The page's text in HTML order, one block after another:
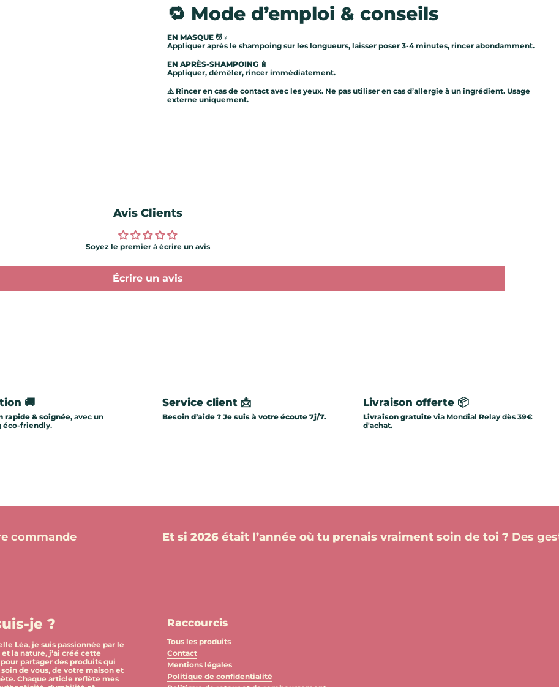
🔁 Mode d’emploi & conseils
EN MASQUE 💆♀️
Appliquer après le shampoing sur les longueurs, laisser poser 3-4 minutes, rincer abondamment.
EN APRÈS-SHAMPOING 🧴
Appliquer, démêler, rincer immédiatement.
⚠️ Rincer en cas de contact avec les yeux. Ne pas utiliser en cas d’allergie à un ingrédient. Usage
externe uniquement.
Avis Clients
Soyez le premier à écrire un avis
Écrire un avis
🚚
rapide & soignée, avec un
éco-friendly.
Service client 📩
Besoin d’aide ? Je suis à votre écoute 7j/7.
Livraison offerte 📦
Livraison gratuite via Mondial Relay dès 39€
d'achat.
commande Et si 2026 était l’année où tu prenais vraiment soin de toi ? Des
je ?
Léa, je suis passionnée par le
la nature, j’ai créé cette
partager des produits qui
de vous, de votre maison et
Chaque article reflète mes
Raccourcis
Tous les produits
Contact
Mentions légales
Politique de confidentialité